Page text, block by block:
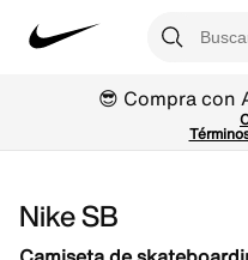
😎 Compra con
Nike SB